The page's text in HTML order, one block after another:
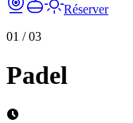
Réserver
01 /03
Padel